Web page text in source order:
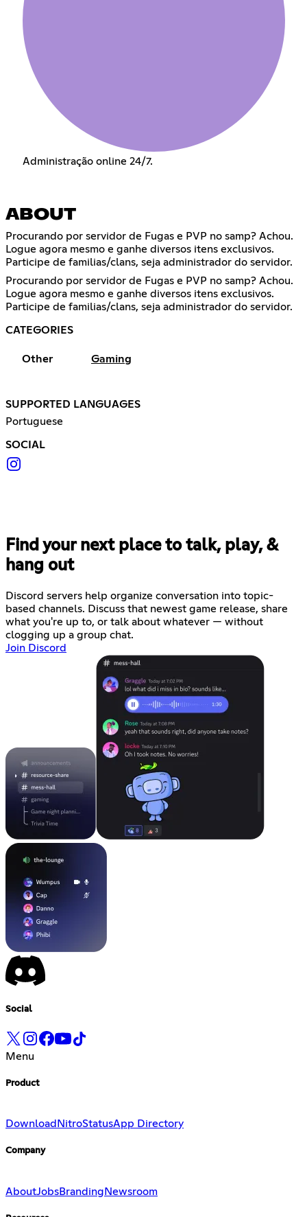
Administração online 24/7.
ABOUT
Procurando por servidor de Fugas e PVP no samp? Achou.
Logue agora mesmo e ganhe diversos itens exclusivos.
Participe de familias/clans, seja administrador do servidor.
Procurando por servidor de Fugas e PVP no samp? Achou.
Logue agora mesmo e ganhe diversos itens exclusivos.
Participe de familias/clans, seja administrador do servidor.
CATEGORIES
Other Gaming
SUPPORTED LANGUAGES
Portuguese
SOCIAL
Find your next place to talk, play, &
hang out
Discord servers help organize conversation into topic-
based channels. Discuss that newest game release, share
what you're up to, or talk about whatever — without
clogging up a group chat.
Join Discord
Social
Menu
Product
Download NitroStatusApp Directory
Company
AboutJobsBrandingNewsroom